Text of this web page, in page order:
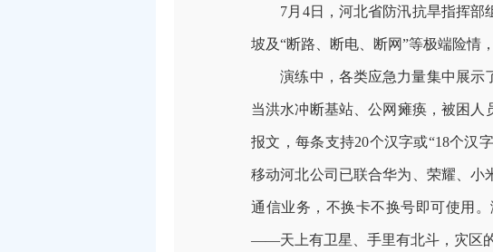
7月 4日，河北省防汛抗旱指挥部
坡及“断路、断电、断网”等极端险情
演练中，各类应急力量集中展示
当洪水冲断基站、公网瘫痪，被困人
报文，每条支持20个汉字或“18个汉字
移动河北公司已联合华为、荣耀、小
通信业务，不换卡不换号即可使用
——天上有卫星、手里有北斗，灾区